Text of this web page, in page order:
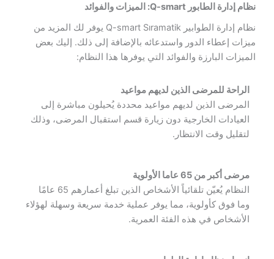
نظام إدارة الطابور Q-smart: الميزات والفوائد
نظام إدارة الطوابير Q-smart Sıramatik يوفر لك المزيد من
ميزات إعطاء الدور واستدعائه بالإضافة إلى ذلك. إليك بعض
الميزات البارزة والفوائد التي يوفرها هذا النظام:
الراحة للمرضى الذين لديهم مواعيد
المرضى الذين لديهم مواعيد محددة يُحيلون مباشرة إلى
العيادات الخارجية دون زيارة قسم استقبال المرضى، وذلك
لتقليل وقت الانتظار.
مرضى أكبر من 65 عاما الأولوية
النظام يُعيّن تلقائياً الأشخاص الذين تبلغ أعمارهم 65 عامًا
وما فوق كأولوية، مما يوفر عملية خدمة سريعة وسهلة لهؤلاء
الأشخاص في هذه الفئة العمرية.